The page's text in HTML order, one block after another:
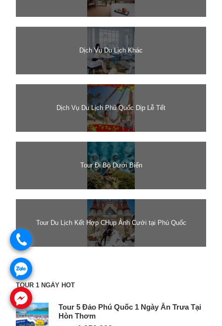
Dịch Vụ Du Lịch Khác
Dịch Vụ Du Lịch Phú Quốc Dịp Lễ Tết
Tour Đi Bộ Dưới Biển
Tour Du Lịch Kết Hợp CHụp Ảnh Cưới tại Phú Quốc
TOUR 1 NGÀY HOT
Tour 5 Đảo Phú Quốc 1 Ngày Ăn Trưa Tại
Hòn Thơm
.
.
.